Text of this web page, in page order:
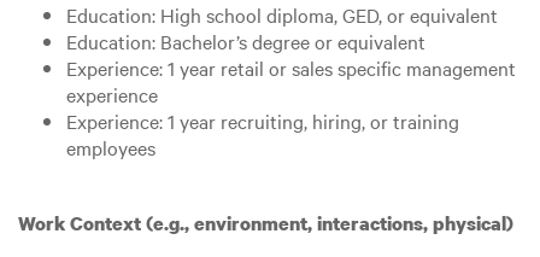
Education: High school diploma, GED, or equivalent
Education: Bachelor’s degree or equivalent
Experience: 1 year retail or sales specific management
experience
Experience: 1 year recruiting, hiring, or training
employees
Work Context (e.g., environment, interactions, physical)